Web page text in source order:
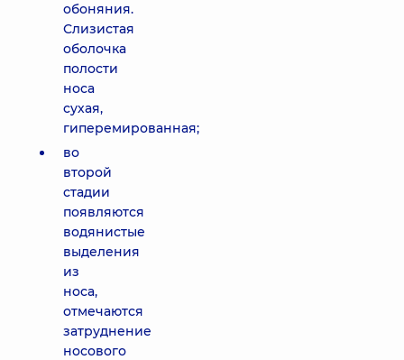
обоняния.
Слизистая
оболочка
полости
носа
сухая,
гиперемированная;
во
второй
стадии
появляются
водянистые
выделения
из
носа,
отмечаются
затруднение
носового